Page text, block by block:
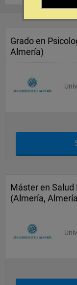
Grado en
Almería)
Máster en Salud
(Almería,